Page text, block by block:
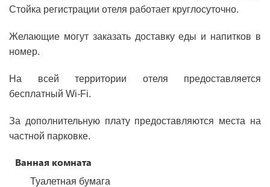
Стойка регистрации отеля работает круглосуточно.
Желающие могут заказать доставку еды и напитков в
номер.
На всей территории отеля предоставляется
бесплатный Wi-Fi.
За дополнительную плату предоставляются места на
частной парковке.
Ванная комната
Туалетная бумага